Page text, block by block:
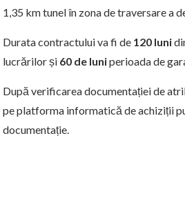
1,35 km tunel în zona de traversare a
Durata contractului va fi de 120 luni
lucrărilor și 60 de luniperioada de
După verificarea documentației de
pe platforma informatică de achiziții
documentație.